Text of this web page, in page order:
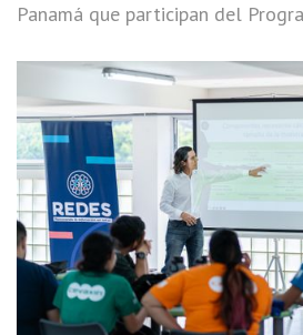
Panamá que participan del